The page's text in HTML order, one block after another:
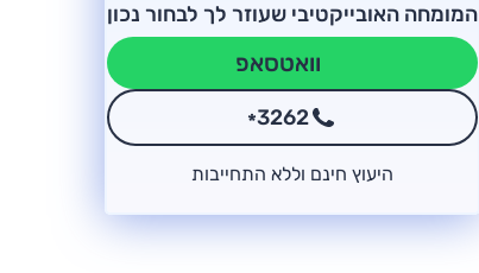
המומחה האובייקטיבי שעוזר לך לבחור נכון
וואטסאפ
*3262
היעוץ חינם וללא התחייבות